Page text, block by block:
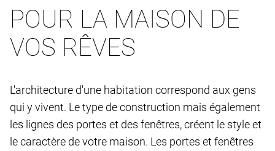
POUR LA MAISON DE
VOS RÊVES
L'architecture d'une habitation correspond aux gens
qui y vivent. Le type de construction mais également
les lignes des portes et des fenêtres, créent le style et
le caractère de votre maison. Les portes et fenêtres